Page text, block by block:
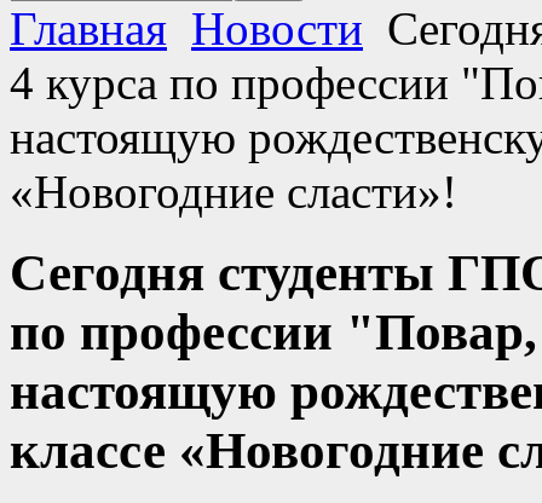
Главная Новости
4 курса по профессии
настоящую
«Новогодние сласти»!
Сегодня студенты
по профессии
настоящую
классе «Новогодние